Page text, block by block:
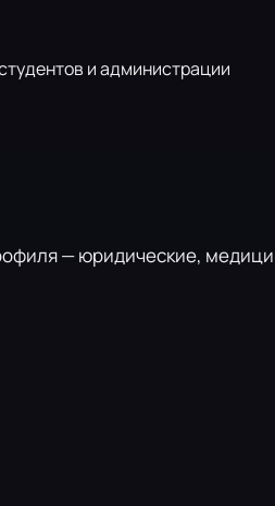
и администрации
— юридические,